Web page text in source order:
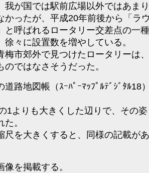
我が国では駅前広場以外ではあま
かったが、平成20年前後から「ラ
と呼ばれるロータリー交差点の一
徐々に設置数を増やしている。
梅市郊外で見つけたロータリーは
のではなさそうだった。
路地図帳（ｽｰﾊﾟｰﾏｯﾌﾟﾙﾃﾞｼﾞﾀﾙ18
1よりも大きくした辺りで、その姿
。
尺を大きくすると、同様の記載が
を掲載する。